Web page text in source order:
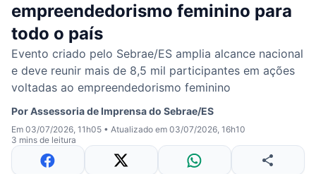
empreendedorismo feminino para
todo o país
Evento criado pelo Sebrae/ES amplia alcance nacional
e deve reunir mais de 8,5 mil participantes em ações
voltadas ao empreendedorismo feminino
PorAssessoria de Imprensa do Sebrae/ES
Em 03/07/2026, 11h05 • Atualizado em 03/07/2026, 16h10
3 mins de leitura